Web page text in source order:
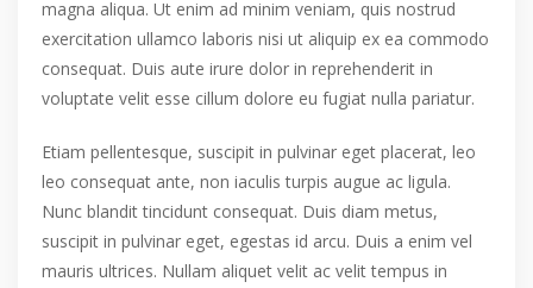
magna aliqua. Ut enim ad minim veniam, quis nostrud
exercitation ullamco laboris nisi ut aliquip ex ea commodo
consequat. Duis aute irure dolor in reprehenderit in
voluptate velit esse cillum dolore eu fugiat nulla pariatur.
Etiam pellentesque, suscipit in pulvinar eget placerat, leo
leo consequat ante, non iaculis turpis augue ac ligula.
Nunc blandit tincidunt consequat. Duis diam metus,
suscipit in pulvinar eget, egestas id arcu. Duis a enim vel
mauris ultrices. Nullam aliquet velit ac velit tempus in